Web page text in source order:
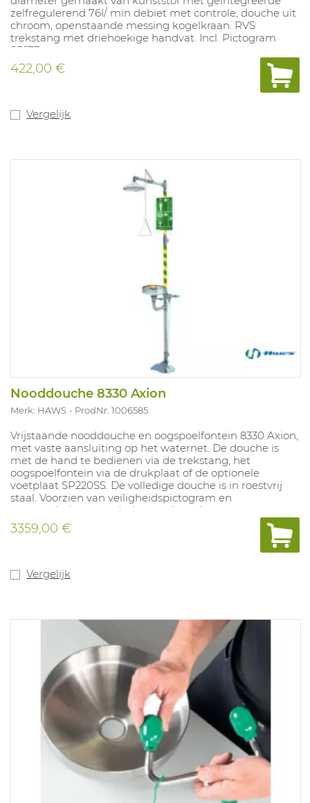
zelfregulerend 76l/ min debiet met controle, douche uit
chroom, openstaande messing kogelkraan. RVS
trekstang met driehoekige handvat. Incl. Pictogram
SP177.
422,00 €
Vergelijk
Nooddouche 8330 Axion
Merk: HAWS ProdNr. 1006585
Vrijstaande nooddouche en oogspoelfontein 8330 Axion,
met vaste aansluiting op het waternet. De douche is
met de hand te bedienen via de trekstang, het
oogspoelfontein via de drukplaat of de optionele
voetplaat SP220SS. De volledige douche is in roestvrij
staal. Voorzien van veiligheidspictogram en
automatische waterdrukcontrole op het
oogspoelfontein. Hoogte nooddouche: 280 cm. Hoogte
oogspoelfontein: 107cm.
3359,00 €
Vergelijk